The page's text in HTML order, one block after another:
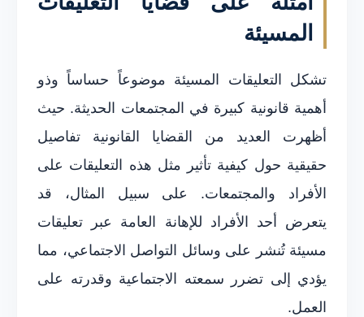
المسيئة
تشكل التعليقات المسيئة موضوعاً حساساً وذو
أهمية قانونية كبيرة في المجتمعات الحديثة. حيث
أظهرت العديد من القضايا القانونية تفاصيل
حقيقية حول كيفية تأثير مثل هذه التعليقات على
الأفراد والمجتمعات. على سبيل المثال، قد
يتعرض أحد الأفراد للإهانة العامة عبر تعليقات
مسيئة تُنشر على وسائل التواصل الاجتماعي، مما
يؤدي إلى تضرر سمعته الاجتماعية وقدرته على
العمل.